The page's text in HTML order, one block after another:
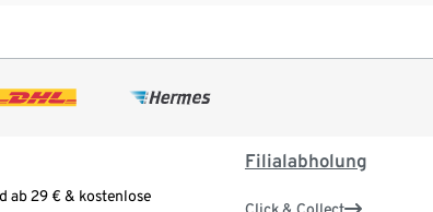
ab 29 € & kostenlose
Filialabholung
Click & Collect